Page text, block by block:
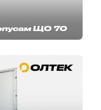
ЩО 70